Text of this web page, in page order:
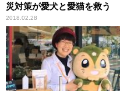
災対策が愛犬と愛猫を救う
2018.02.28